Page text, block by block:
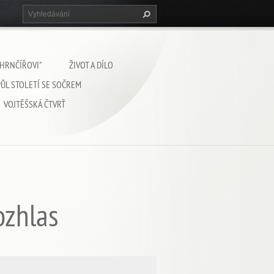
ŽIVOT A DÍLO
STOLETÍ SE SOČREM
VOJTĚŠSKÁ ČTVRŤ